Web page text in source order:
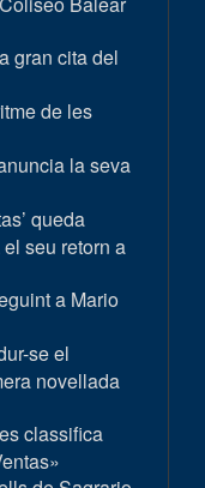
gran cita del
de les
la seva
queda
seu retorn a
a Mario
se el
novellada
classifica